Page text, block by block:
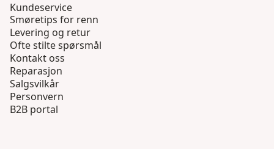
Kundeservice
Smøretips for renn
Levering og retur
Ofte stilte spørsmål
Kontakt oss
Reparasjon
Salgsvilkår
Personvern
B2B portal